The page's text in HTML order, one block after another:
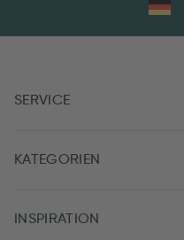
SERVICE
KATEGORIEN
INSPIRATION